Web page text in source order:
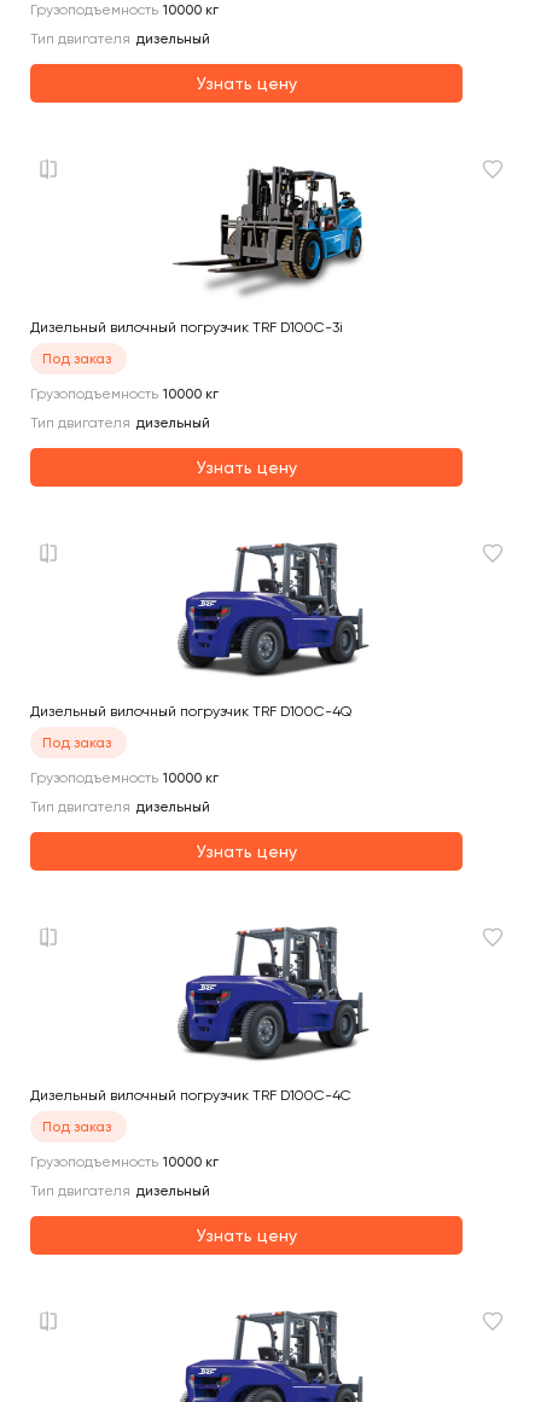
Грузоподъемность 10000 кг
Тип двигателя дизельный
Узнать цену
Дизельный вилочный погрузчик TRF D100C-3i
Под заказ
Грузоподъемность 10000 кг
Тип двигателя дизельный
Узнать цену
Дизельный вилочный погрузчик TRF D100C-4Q
Под заказ
Грузоподъемность 10000 кг
Тип двигателя дизельный
Узнать цену
Дизельный вилочный погрузчик TRF D100C-4C
Под заказ
Грузоподъемность 10000 кг
Тип двигателя дизельный
Узнать цену